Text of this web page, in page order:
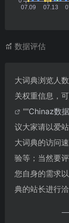
数据评估
大词典浏览人
关权重信息，
""Chinaz数据
议大家请以爱
大词典的访问
验等；当然要
您自身的需求
典的站长进行